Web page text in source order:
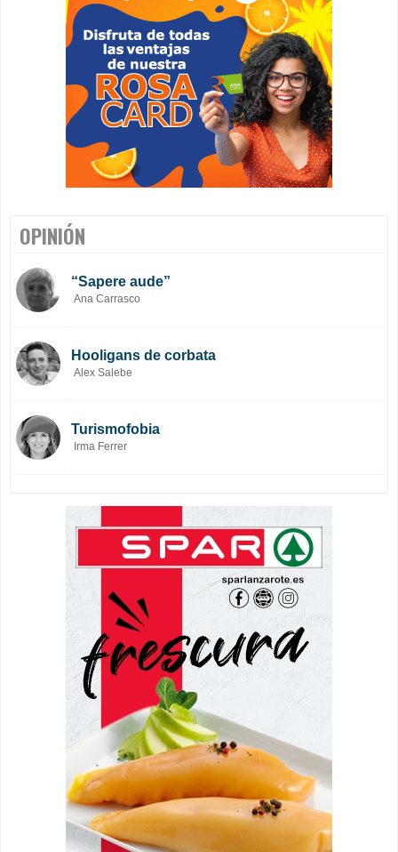
OPINIÓN
“Sapere aude”
Ana Carrasco
Hooligans de corbata
Alex Salebe
Turismofobia
Irma Ferrer